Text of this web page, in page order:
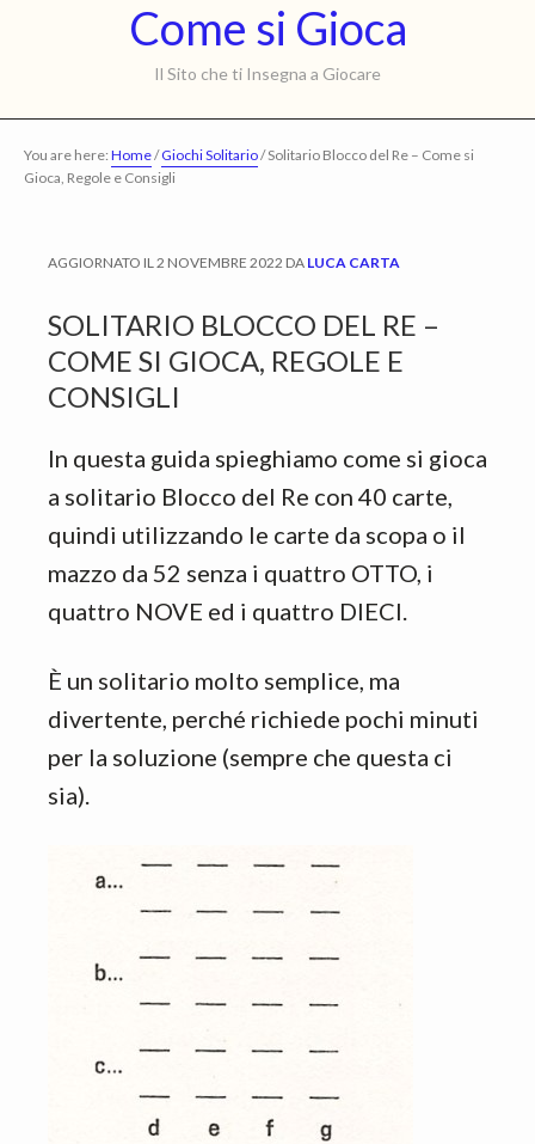
Come si Gioca
Gioca
Il Sito che ti Insegna a Giocare
You are here: Home/ Giochi Solitario/Solitario Blocco del Re – Come si
Gioca, Regole e Consigli
AGGIORNATO IL2 NOVEMBRE 2022 DA LUCA CARTA
SOLITARIO BLOCCO DEL RE –
COME SI GIOCA, REGOLE E
CONSIGLI
In questa guida spieghiamo come si gioca
a solitario Blocco del Re con 40 carte,
quindi utilizzando le carte da scopa o il
mazzo da 52 senza i quattro OTTO, i
quattro NOVE ed i quattro DIECI.
È un solitario molto semplice, ma
divertente, perché richiede pochi minuti
per la soluzione (sempre che questa ci
sia).